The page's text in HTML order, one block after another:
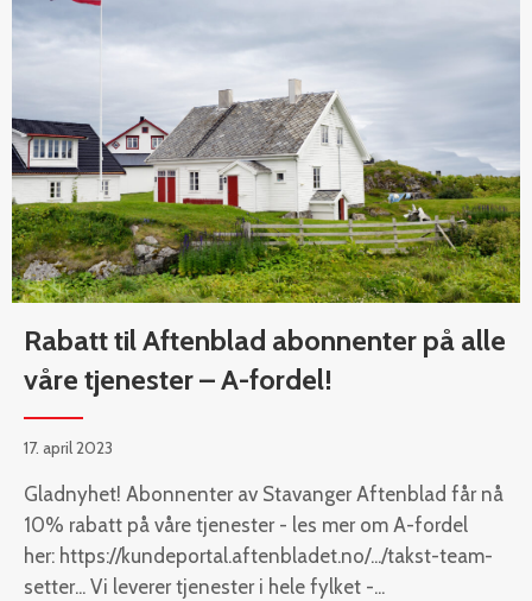
Rabatt til Aftenblad abonnenter på alle
våre tjenester – A-fordel!
17. april 2023
Gladnyhet! Abonnenter av Stavanger Aftenblad får nå
10% rabatt på våre tjenester - les mer om A-fordel
her: https://kundeportal.aftenbladet.no/.../takst-team-
setter... Vi leverer tjenester i hele fylket -...